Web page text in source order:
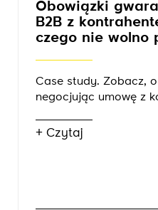
Obowiązki
B2B z
czego nie wolno
Case study. Zobacz,
negocjując umowę z
+ Czytaj